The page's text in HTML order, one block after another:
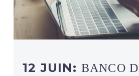
12 JUIN: BANCO